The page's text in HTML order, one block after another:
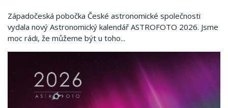
Západočeská pobočka České astronomické společnosti
vydala nový Astronomický kalendář ASTROFOTO 2026. Jsme
moc rádi, že můžeme být u toho...